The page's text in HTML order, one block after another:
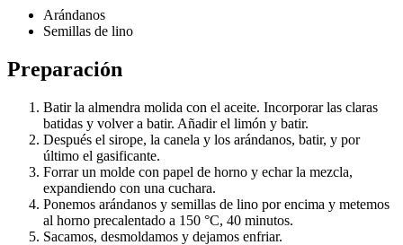
Arándanos
Semillas de lino
Preparación
Batir la almendra molida con el aceite. Incorporar las claras
batidas y volver a batir. Añadir el limón y batir.
Después el sirope, la canela y los arándanos, batir, y por
último el gasificante.
Forrar un molde con papel de horno y echar la mezcla,
expandiendo con una cuchara.
Ponemos arándanos y semillas de lino por encima y metemos
al horno precalentado a 150 °C, 40 minutos.
Sacamos, desmoldamos y dejamos enfriar.